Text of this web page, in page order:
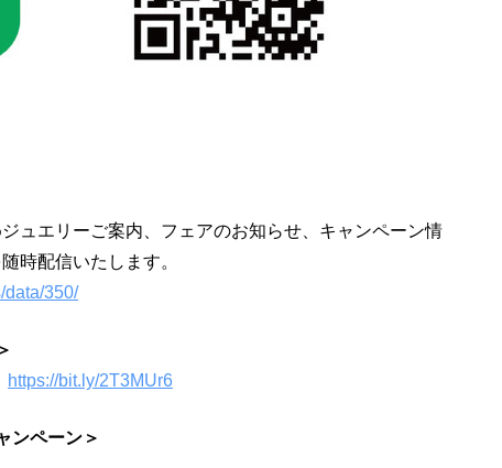
ュエリーご案内、フェアのお知らせ、キャンペーン情
時配信いたします。
data/350/
https://bit.ly/2T3MUr6
ンペーン＞